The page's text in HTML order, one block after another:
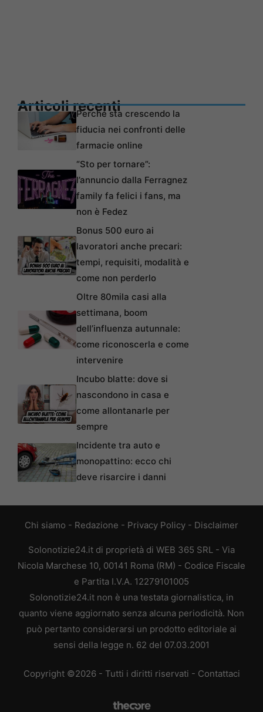
Articoli recentiPerché sta crescendo la
fiducia nei confronti delle
farmacie online
“Sto per tornare”:
l’annuncio dalla Ferragnez
family fa felici i fans, ma
non è Fedez
Bonus 500 euro ai
lavoratori anche precari:
tempi, requisiti, modalità e
come non perderlo
Oltre 80mila casi alla
settimana, boom
dell’influenza autunnale:
come riconoscerla e come
intervenire
Incubo blatte: dove si
nascondono in casa e
come allontanarle per
sempre
Incidente tra auto e
monopattino: ecco chi
deve risarcire i danni
Chi siamo - Redazione - Privacy Policy - Disclaimer
Solonotizie24.it di proprietà di WEB 365 SRL - Via
Nicola Marchese 10, 00141 Roma (RM) - Codice Fiscale
e Partita I.V.A. 12279101005
Solonotizie24.it non è una testata giornalistica, in
quanto viene aggiornato senza alcuna periodicità. Non
può pertanto considerarsi un prodotto editoriale ai
sensi della legge n. 62 del 07.03.2001
Copyright ©2026 - Tutti i diritti riservati - Contattaci